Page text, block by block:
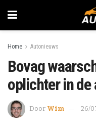
Home Autonieuws
Bovag
oplichter in
Door Wim 26/